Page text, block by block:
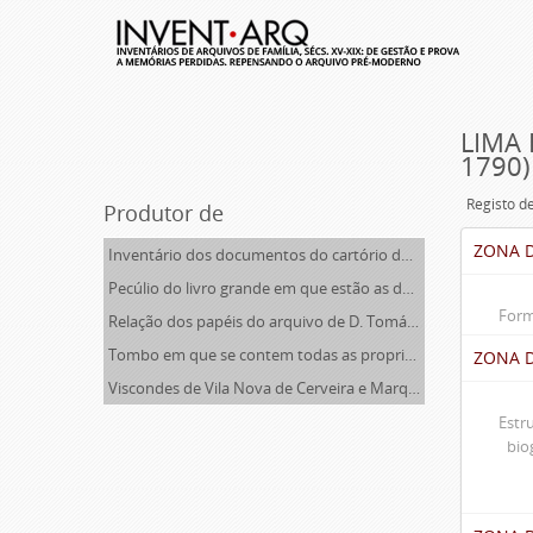
Produtor de
Inventário dos documentos do cartório de Ponte de Lima
Pecúlio do livro grande em que estão as doações e confirmações das igrejas pertencentes ao Viscondado
Relação dos papéis do arquivo de D. Tomás de Lima
Tombo em que se contem todas as propriedades, rendas, foros, privilégios, bulas e alvarás dos morgados de Santa Ana e de São Lourenço de Lisboa, Gaião e Santo Estêvão de Beja
Viscondes de Vila Nova de Cerveira e Marqueses de Ponte de Lima
LIMA
1790)
Registo
ZONA
ZONA